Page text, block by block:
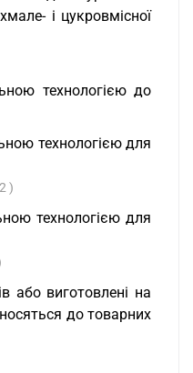
і цукровмісної
технологією до
технологією для
)
технологією для
або виготовлені на
до товарних